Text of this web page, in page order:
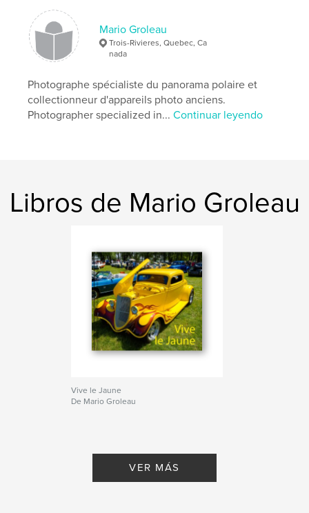
Palabras clave
canada quebec , polar
panorama
Mario Groleau
Trois-Rivieres, Quebec, Ca
nada
Photographe spécialiste du panorama polaire et
collectionneur d'appareils photo anciens.
Photographer specialized in...Continuar leyendo
Libros de Mario Groleau
Vive le Jaune
De Mario Groleau
VER MÁS